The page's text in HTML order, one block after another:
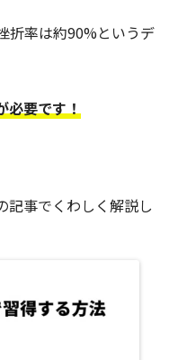
折率は約90%というデ
必要です！
記事でくわしく解説し